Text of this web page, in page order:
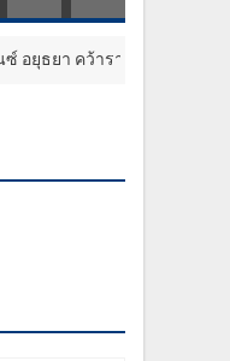
Trusted Life Partner